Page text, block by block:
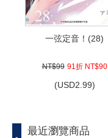
一弦定音！(28)
NT$99 91折 NT$90
(USD2.99)
最近瀏覽商品